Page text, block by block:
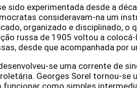
sido experimentada desde a
consideravam-na um
organizado e disciplinado, o
russa de 1905 voltou a
desde que acompanhada por
se uma corrente de
Georges Sorel tornou-